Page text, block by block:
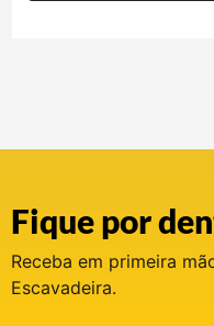
Fique por
Receba em primeira
Escavadeira.